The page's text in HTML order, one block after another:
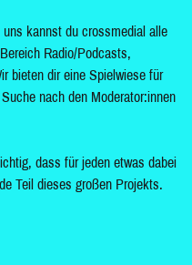
kannst du crossmedial alle
Radio/Podcasts,
bieten dir eine Spielwiese für
nach den Moderator:innen
dass für jeden etwas dabei
Teil dieses großen Projekts.